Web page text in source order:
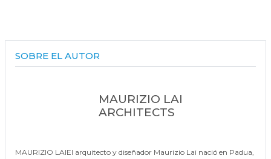
SOBRE EL AUTOR
MAURIZIO LAI
ARCHITECTS
MAURIZIO LAIEl arquitecto y diseñador Maurizio Lai nació en Padua,